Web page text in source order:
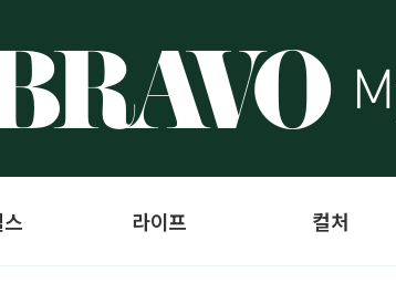
라이프 컬처